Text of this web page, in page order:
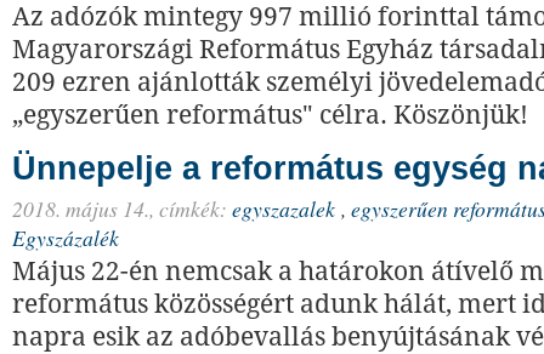
Az adózók mintegy 997 millió forinttal
Magyarországi Református Egyház
209 ezren ajánlották személyi
„egyszerűen református" célra. Köszönjük!
Ünnepelje a református egység
2018. május 14., címkék: egyszazalek , egyszerűen
Egyszázalék
Május 22-én nemcsak a határokon átívelő
református közösségért adunk hálát, mert
napra esik az adóbevallás benyújtásának